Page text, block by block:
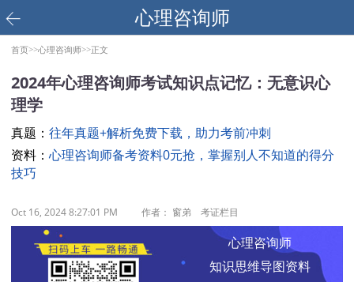
心理咨询师
首页>>心理咨询师>>正文
2024年心理咨询师考试知识点记忆：无意识心
理学
真题： 往年真题+解析免费下载，助力考前冲刺
资料： 心理咨询师备考资料0元抢，掌握别人不知道的得分
技巧
Oct 16, 2024 8:27:01 PM 作者： 窗弟 考证栏目
心理咨询师
知识思维导图资料